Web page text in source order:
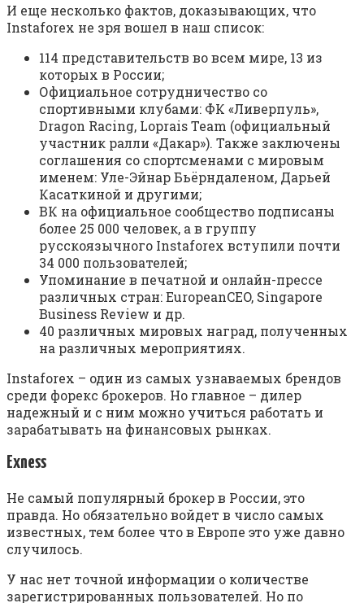
И еще несколько фактов, доказывающих, что
Instaforex не зря вошел в наш список:
114 представительств во всем мире, 13 из
которых в России;
Официальное сотрудничество со
спортивными клубами: ФК «Ливерпуль»,
Dragon Racing, Loprais Team (официальный
участник ралли «Дакар»). Также заключены
соглашения со спортсменами с мировым
именем: Уле-Эйнар Бьёрндаленом, Дарьей
Касаткиной и другими;
ВК на официальное сообщество подписаны
более 25 000 человек, а в группу
русскоязычного Instaforex вступили почти
34 000 пользователей;
Упоминание в печатной и онлайн-прессе
различных стран: EuropeanCEO, Singapore
Business Review и др.
40 различных мировых наград, полученных
на различных мероприятиях.
Instaforex – один из самых узнаваемых брендов
среди форекс брокеров. Но главное – дилер
надежный и с ним можно учиться работать и
зарабатывать на финансовых рынках.
Exness
Не самый популярный брокер в России, это
правда. Но обязательно войдет в число самых
известных, тем более что в Европе это уже давно
случилось.
У нас нет точной информации о количестве
зарегистрированных пользователей. Но по